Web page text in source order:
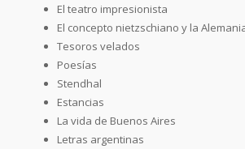
El teatro impresionista
El concepto nietzschiano y la
Tesoros velados
Poesías
Stendhal
Estancias
La vida de Buenos Aires
Letras argentinas